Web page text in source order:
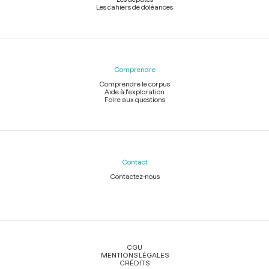
Les cahiers de doléances
Comprendre
Comprendre le corpus
Aide à l'exploration
Foire aux questions
Contact
Contactez-nous
Légal
CGU
MENTIONS LÉGALES
CRÉDITS